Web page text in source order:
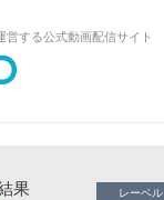
する公式動画配信サイト
果 レーベル